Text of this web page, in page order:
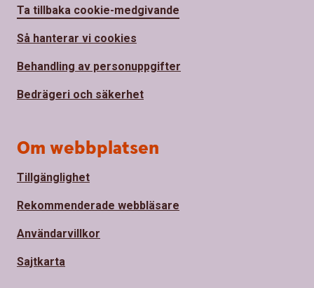
Ta tillbaka cookie-medgivande
Så hanterar vi cookies
Behandling av personuppgifter
Bedrägeri och säkerhet
Om webbplatsen
Tillgänglighet
Rekommenderade webbläsare
Användarvillkor
Sajtkarta